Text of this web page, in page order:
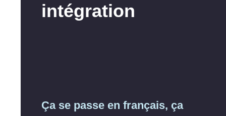
intégration
Ça se passe en français, ça